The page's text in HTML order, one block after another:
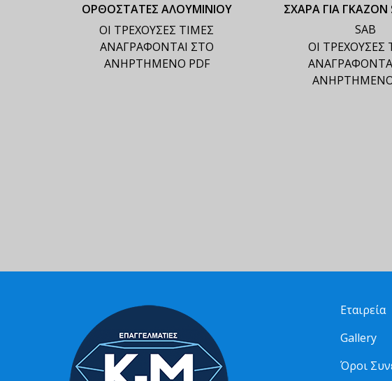
ΟΡΘΟΣΤΑΤΕΣ ΑΛΟΥΜΙΝΙΟΥ
ΟΙ ΤΡΕΧΟΥΣΕΣ ΤΙΜΕΣ
ΑΝΑΓΡΑΦΟΝΤΑΙ ΣΤΟ
ΑΝΗΡΤΗΜΕΝΟ PDF
ΣΧΑΡΑ ΓΙΑ ΓΚΑΖΟΝ
SAB
ΟΙ ΤΡΕΧΟΥΣΕΣ
ΑΝΗΡΤΗΜΕΝΟ
Εταιρεία
Gallery
Όροι